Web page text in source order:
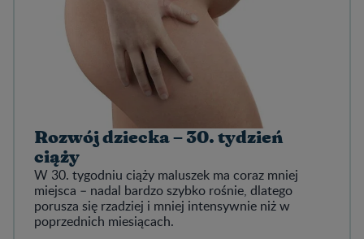
Rozwój dziecka – 30. tydzień
ciąży
W 30. tygodniu ciąży maluszek ma coraz mniej
miejsca – nadal bardzo szybko rośnie, dlatego
porusza się rzadziej i mniej intensywnie niż w
poprzednich miesiącach.